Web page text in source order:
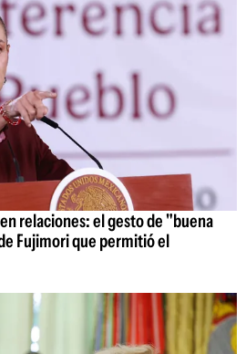
relaciones: el gesto de "buena
Fujimori que permitió el